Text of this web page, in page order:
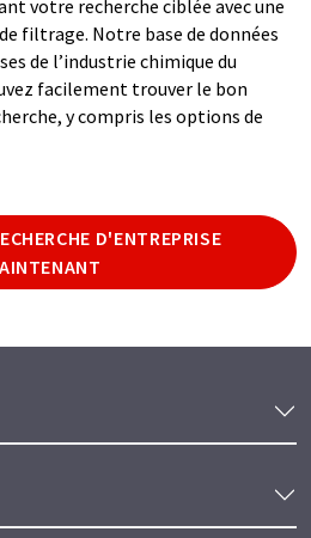
votre recherche ciblée avec une
filtrage. Notre base de données
de l’industrie chimique du
facilement trouver le bon
y compris les options de
D'ENTREPRISE